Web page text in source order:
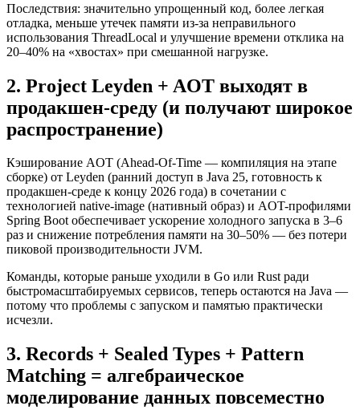
Последствия: значительно упрощенный код, более легкая
отладка, меньше утечек памяти из-за неправильного
использования ThreadLocal и улучшение времени отклика на
20–40% на «хвостах» при смешанной нагрузке.
2. Project Leyden + AOT выходят в
продакшен-среду (и получают широкое
распространение)
Кэширование AOT (Ahead-Of-Time — компиляция на этапе
сборке) от Leyden (ранний доступ в Java 25, готовность к
продакшен-среде к концу 2026 года) в сочетании с
технологией native-image (нативный образ) и AOT-профилями
Spring Boot обеспечивает ускорение холодного запуска в 3–6
раз и снижение потребления памяти на 30–50% — без потери
пиковой производительности JVM.
Команды, которые раньше уходили в Go или Rust ради
быстромасштабируемых сервисов, теперь остаются на Java —
потому что проблемы с запуском и памятью практически
исчезли.
3. Records + Sealed Types + Pattern
Matching = алгебраическое
моделирование данных повсеместно